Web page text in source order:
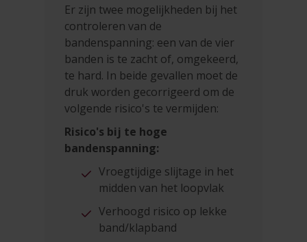
Er zijn twee mogelijkheden bij het
controleren van de
bandenspanning: een van de vier
banden is te zacht of, omgekeerd,
te hard. In beide gevallen moet de
druk worden gecorrigeerd om de
volgende risico's te vermijden:
Risico's bij te hoge
bandenspanning:
Vroegtijdige slijtage in het
midden van het loopvlak
Verhoogd risico op lekke
band/klapband